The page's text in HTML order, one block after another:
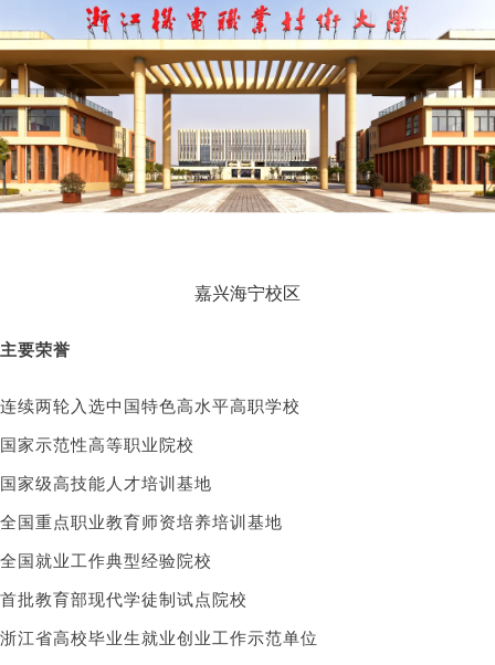
嘉兴海宁校区
主要荣誉
连续两轮入选中国特色高水平高职学校
国家示范性高等职业院校
国家级高技能人才培训基地
全国重点职业教育师资培养培训基地
全国就业工作典型经验院校
首批教育部现代学徒制试点院校
浙江省高校毕业生就业创业工作示范单位